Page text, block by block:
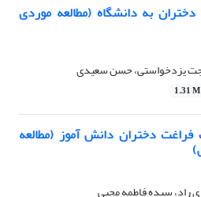
به دانشگاه (مطالعه موردی
یزدخواستی، حسن سعیدی
1.31 M
فراغت دختران دانش آموز (مطالعه
راد، سیده فاطمه محبی